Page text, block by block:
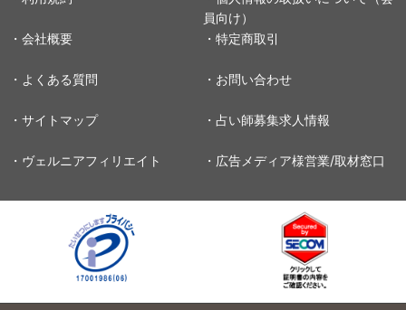
員向け）
・会社概要
・特定商取引
・よくある質問 ・お問い合わせ
・サイトマップ ・占い師募集求人情報
・ヴェルニアフィリエイト ・広告メディア様営業/取材窓口